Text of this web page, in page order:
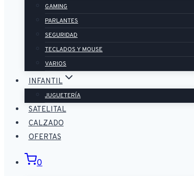
GAMING
PARLANTES
SEGURIDAD
TECLADOS Y MOUSE
VARIOS
INFANTIL
JUGUETERÍA
SATELITAL
CALZADO
OFERTAS
0